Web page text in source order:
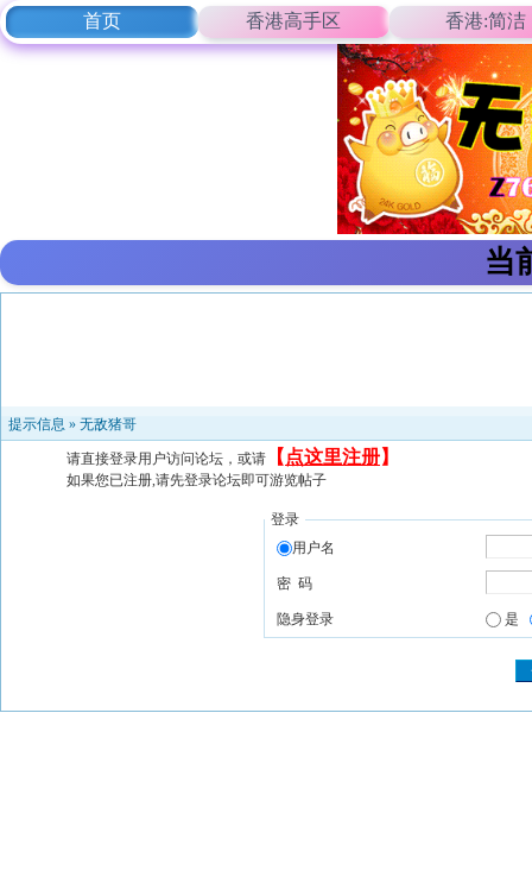
首页 香港高手区 香港:简洁
当
提示信息 » 无敌猪哥
请直接登录用户访问论坛，或请 【 点这里注册】
如果您已注册,请先登录论坛即可游览帖子
登录
用户名
密 码
隐身登录 是